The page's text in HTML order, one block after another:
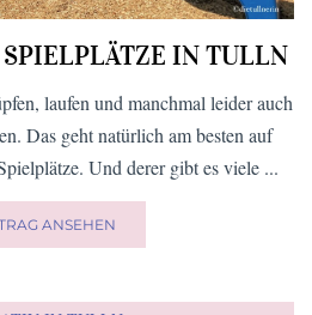
IN TULLN
laufen und manchmal leider auch
auf
Und derer gibt es viele ...
ANSEHEN